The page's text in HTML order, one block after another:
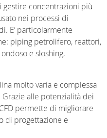
concentrazioni più
nei processi di
E’ particolarmente
piping petrolifero, reattori,
e sloshing,
molto varia e complessa
alle potenzialità dei
permette di migliorare
di progettazione e